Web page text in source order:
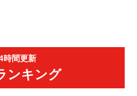
時間更新
ンキング